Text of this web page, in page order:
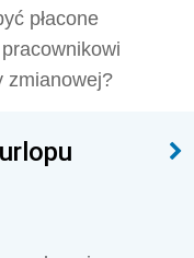
płacone
zmianowej?